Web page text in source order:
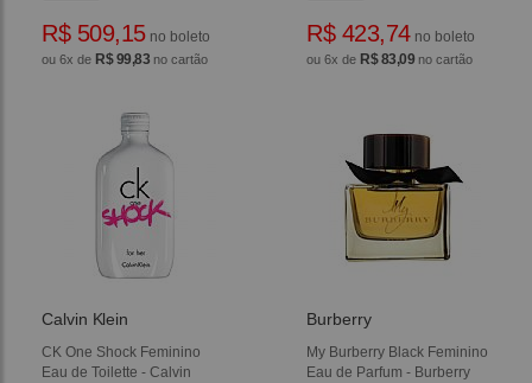
R$ 509,15no boleto
ou 6x de R$ 99,83 no cartão
R$ 423,74no boleto
ou 6x de R$ 83,09 no cartão
Calvin Klein
CK One Shock Feminino
Eau de Toilette - Calvin
Burberry
My Burberry Black Feminino
Eau de Parfum - Burberry